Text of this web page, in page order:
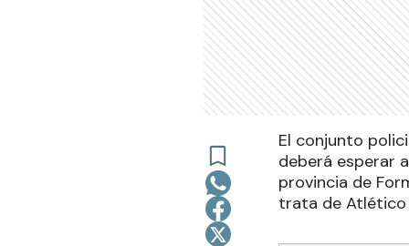
El conjunto
deberá esperar
provincia de
trata de Atlético